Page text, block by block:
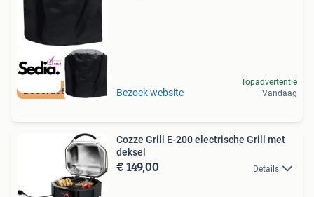
Bezoek website
Topadvertentie
Vandaag
Cozze Grill E-200 electrische Grill met
deksel
€ 149,00 Details